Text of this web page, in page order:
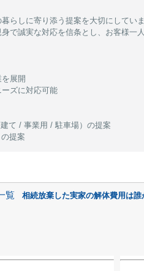
らしに寄り添う提案を大切にしていま
で誠実な対応を信条とし、お客様一
展開
ーズに対応可能
て / 事業用 / 駐車場）の提案
提案
覧 相続放棄した実家の解体費用は